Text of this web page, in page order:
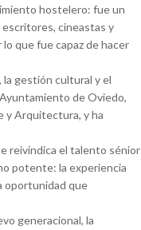
hostelero: fue un
cineastas y
que fue capaz de hacer
la gestión cultural y el
de Oviedo,
y Arquitectura, y ha
reivindica el talento sénior
potente: la experiencia
oportunidad que
generacional, la